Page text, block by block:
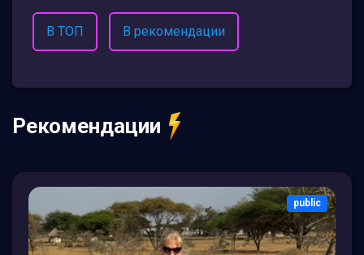
В ТОП В рекомендации
Рекомендации
public